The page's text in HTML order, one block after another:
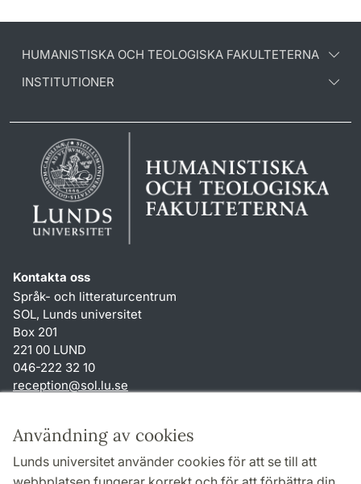
Användning av cookies
Lunds universitet använder cookies för att se till att
HUMANISTISKA OCH TEOLOGISKA FAKULTETERNA
INSTITUTIONER
Kontakta oss
Språk- och litteraturcentrum
SOL, Lunds universitet
Box 201
221 00 LUND
046-222 32 10
reception@sol.lu.se
Genvägar
Om webbplatsen och cookies
Behandling av personuppgifter